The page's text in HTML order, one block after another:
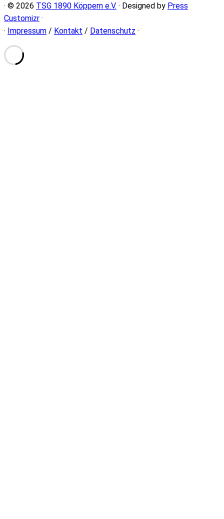
· © 2026 TSG 1890 Köppern e.V. · Designed by Press
Customizr ·
· Impressum / Kontakt / Datenschutz ·